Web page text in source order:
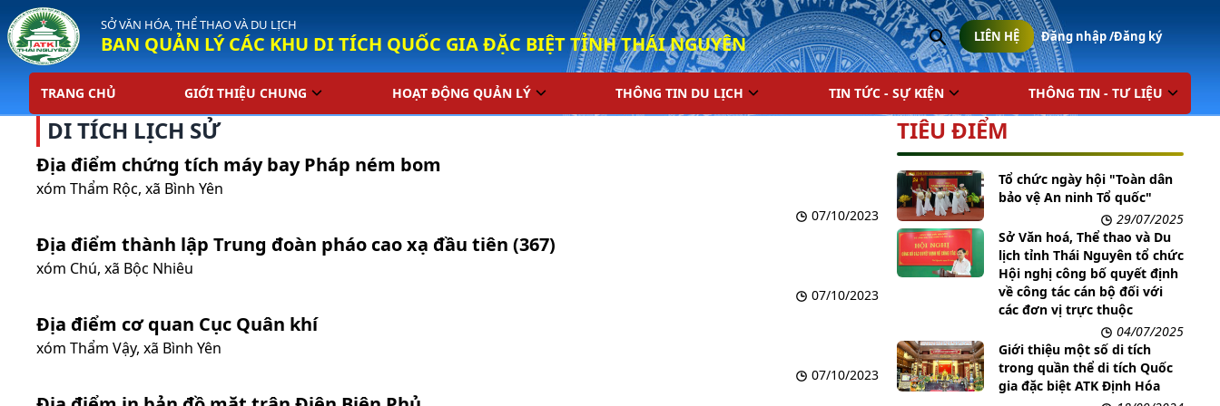
SỞ VĂN HÓA, THỂ THAO VÀ DU LỊCH
BAN QUẢN LÝ CÁC KHU DI TÍCH QUỐC GIA ĐẶC BIỆT TỈNH THÁI NGUYÊN LIÊN HỆ Đăng nhập /Đăng ký
TRANG CHỦ GIỚI THIỆU CHUNG HOẠT ĐỘNG QUẢN LÝ THÔNG TIN DU LỊCH TIN TỨC - SỰ KIỆN THÔNG TIN - TƯ LIỆU
DI TÍCH LỊCH SỬ
Địa điểm chứng tích máy bay Pháp ném bom
xóm Thẩm Rộc, xã Bình Yên
07/10/2023
Địa điểm thành lập Trung đoàn pháo cao xạ đầu tiên (367)
xóm Chú, xã Bộc Nhiêu
07/10/2023
Địa điểm cơ quan Cục Quân khí
xóm Thẩm Vậy, xã Bình Yên
07/10/2023
TIÊU ĐIỂM
Tổ chức ngày hội "Toàn dân
bảo vệ An ninh Tổ quốc"
29/07/2025
Sở Văn hoá, Thể thao và Du
lịch tỉnh Thái Nguyên tổ chức
Hội nghị công bố quyết định
về công tác cán bộ đối với
các đơn vị trực thuộc
04/07/2025
Giới thiệu một số di tích
trong quần thể di tích Quốc
gia đặc biệt ATK Định Hóa